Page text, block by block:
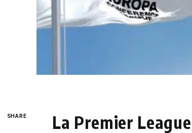
SHARE
La Premier